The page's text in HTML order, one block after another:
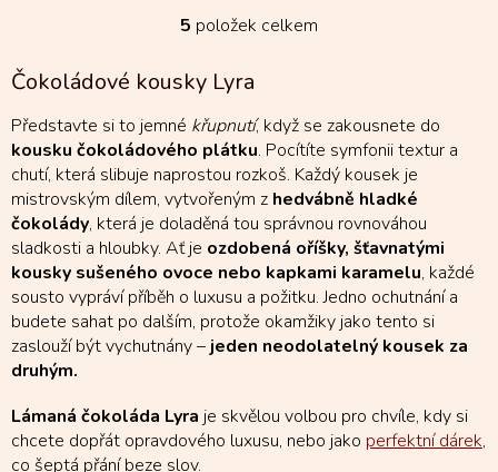
O
l
á
d
a
c
í
p
r
v
k
y
v
ý
p
u
5 položek celkem
Čokoládové kousky Lyra
Představte si to jemné křupnutí, když se zakousnete do
kousku čokoládového plátku. Pocítíte symfonii textur a
chutí, která slibuje naprostou rozkoš. Každý kousek je
mistrovským dílem, vytvořeným z hedvábně hladké
čokolády, která je doladěná tou správnou rovnováhou
sladkosti a hloubky. Ať je ozdobená oříšky, šťavnatými
kousky sušeného ovoce nebo kapkami karamelu, každé
sousto vypráví příběh o luxusu a požitku. Jedno ochutnání a
budete sahat po dalším, protože okamžiky jako tento si
zaslouží být vychutnány – jeden neodolatelný kousek za
druhým.
Lámaná čokoláda Lyra je skvělou volbou pro chvíle, kdy si
chcete dopřát opravdového luxusu, nebo jako perfektní dárek,
co šeptá přání beze slov.